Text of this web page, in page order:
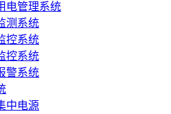
电管理系统
测系统
控系统
控系统
警系统
中电源